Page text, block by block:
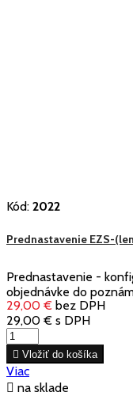
Kód: 2022
Prednastavenie EZS-
Prednastavenie -
objednávke do
29,00 € bez DPH
29,00 € s DPH
 Vložiť do košíka
Viac
 na sklade